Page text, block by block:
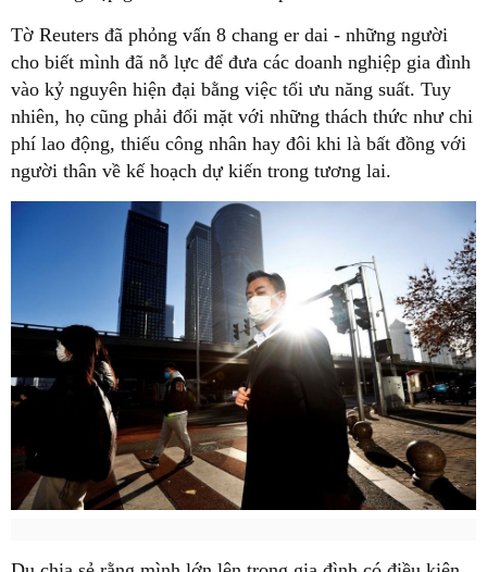
Tờ Reuters đã phỏng vấn 8 chang er dai - những người
cho biết mình đã nỗ lực để đưa các doanh nghiệp gia đình
vào kỷ nguyên hiện đại bằng việc tối ưu năng suất. Tuy
nhiên, họ cũng phải đối mặt với những thách thức như chi
phí lao động, thiếu công nhân hay đôi khi là bất đồng với
người thân về kế hoạch dự kiến trong tương lai.